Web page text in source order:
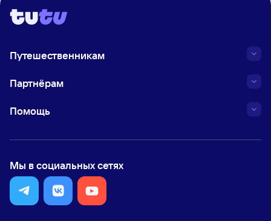
Путешественникам
Партнёрам
Помощь
Мы в социальных сетях